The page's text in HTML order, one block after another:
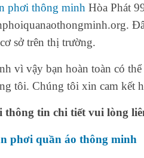
phơi thông minh Hòa Phát
sở trên thị trường.
vì vậy bạn hoàn toàn có
tôi. Chúng tôi xin cam kết
thông tin chi tiết vui lòng
phơi quần áo thông minh